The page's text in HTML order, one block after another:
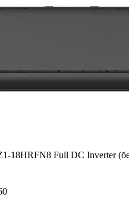
18HRFN8 Full DC Inverter